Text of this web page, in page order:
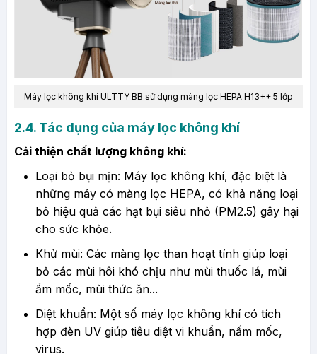
Máy lọc không khí ULTTY BB sử dụng màng lọc HEPA H13++ 5 lớp
2.4. Tác dụng của máy lọc không khí
Cải thiện chất lượng không khí:
Loại bỏ bụi mịn: Máy lọc không khí, đặc biệt là
những máy có màng lọc HEPA, có khả năng loại
bỏ hiệu quả các hạt bụi siêu nhỏ (PM2.5) gây hại
cho sức khỏe.
Khử mùi: Các màng lọc than hoạt tính giúp loại
bỏ các mùi hôi khó chịu như mùi thuốc lá, mùi
ẩm mốc, mùi thức ăn...
Diệt khuẩn: Một số máy lọc không khí có tích
hợp đèn UV giúp tiêu diệt vi khuẩn, nấm mốc,
virus.